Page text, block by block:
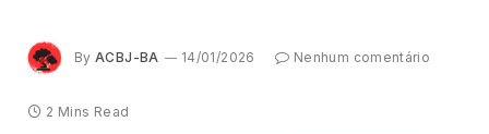
By ACBJ-BA 14/01/2026 Nenhum comentário
2 Mins Read